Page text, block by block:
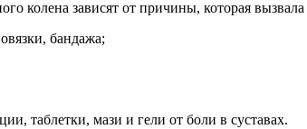
колена зависят от причины, которая
бандажа;
таблетки, мази и гели от боли в суставах.